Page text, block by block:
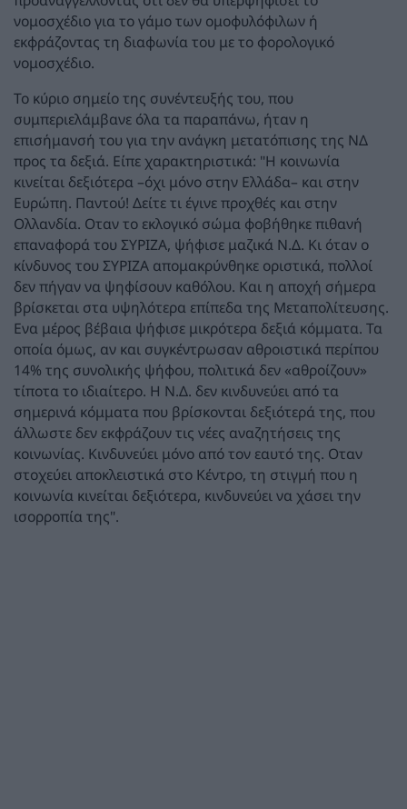
νομοσχέδιο για το γάμο των ομοφυλόφιλων ή
εκφράζοντας τη διαφωνία του με το φορολογικό
νομοσχέδιο.
Το κύριο σημείο της συνέντευξής του, που
συμπεριελάμβανε όλα τα παραπάνω, ήταν η
επισήμανσή του για την ανάγκη μετατόπισης της ΝΔ
προς τα δεξιά. Είπε χαρακτηριστικά: "Η κοινωνία
κινείται δεξιότερα –όχι μόνο στην Ελλάδα– και στην
Ευρώπη. Παντού! Δείτε τι έγινε προχθές και στην
Ολλανδία. Οταν το εκλογικό σώμα φοβήθηκε πιθανή
επαναφορά του ΣΥΡΙΖΑ, ψήφισε μαζικά Ν.Δ. Κι όταν ο
κίνδυνος του ΣΥΡΙΖΑ απομακρύνθηκε οριστικά, πολλοί
δεν πήγαν να ψηφίσουν καθόλου. Και η αποχή σήμερα
βρίσκεται στα υψηλότερα επίπεδα της Μεταπολίτευσης.
Ενα μέρος βέβαια ψήφισε μικρότερα δεξιά κόμματα. Τα
οποία όμως, αν και συγκέντρωσαν αθροιστικά περίπου
14% της συνολικής ψήφου, πολιτικά δεν «αθροίζουν»
τίποτα το ιδιαίτερο. Η Ν.Δ. δεν κινδυνεύει από τα
σημερινά κόμματα που βρίσκονται δεξιότερά της, που
άλλωστε δεν εκφράζουν τις νέες αναζητήσεις της
κοινωνίας. Κινδυνεύει μόνο από τον εαυτό της. Οταν
στοχεύει αποκλειστικά στο Κέντρο, τη στιγμή που η
κοινωνία κινείται δεξιότερα, κινδυνεύει να χάσει την
ισορροπία της".